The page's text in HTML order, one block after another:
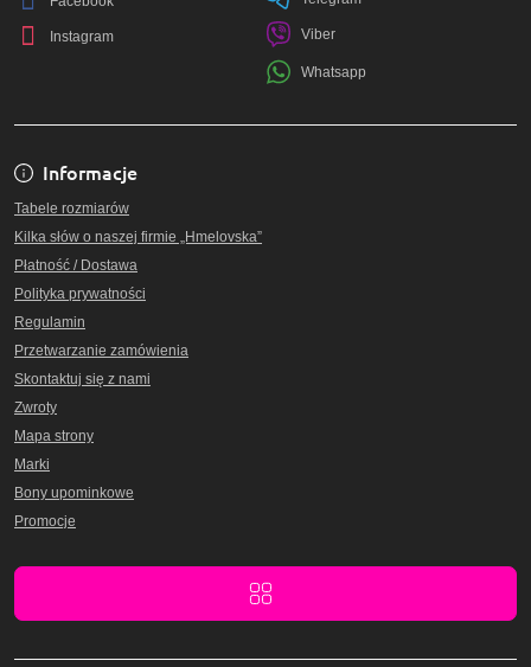
Informacje
Tabele rozmiarów
Kilka słów o naszej firmie „Hmelovska”
Płatność / Dostawa
Polityka prywatności
Regulamin
Przetwarzanie zamówienia
Skontaktuj się z nami
Zwroty
Mapa strony
Marki
Bony upominkowe
Promocje
Instagram Viber
Whatsapp